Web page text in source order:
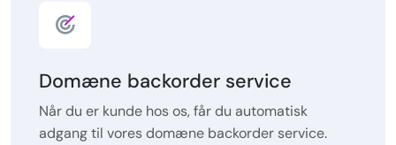
Domæne backorder service
Når du er kunde hos os, får du automatisk
adgang til vores domæne backorder service.